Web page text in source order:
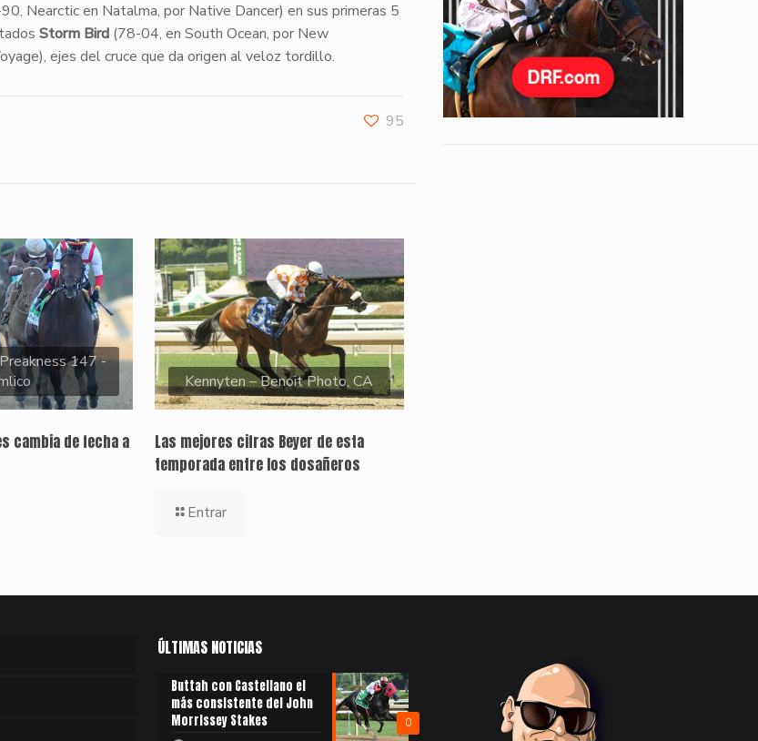
Nearctic en Natalma, por Native Dancer) en sus primeras 5
Storm Bird(78-04, en South Ocean, por New
ejes del cruce que da origen al veloz tordillo.
95
147 -
cambia de fecha a
Kennyten – Benoit Photo, CA
Las mejores cifras Beyer de esta
temporada entre los dosañeros
Entrar
ÚLTIMAS NOTICIAS
0
Buttah con Castellano el
más consistente del John
Morrissey Stakes